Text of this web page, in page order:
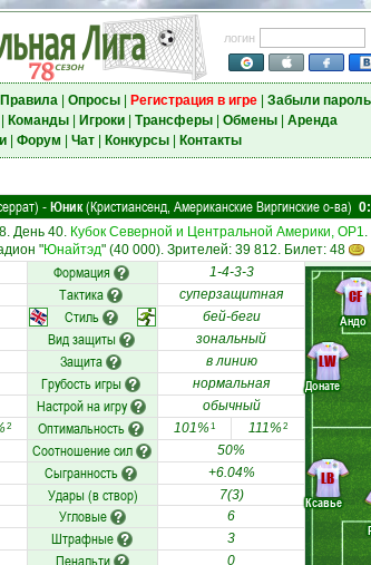
логин
Правила| Опросы| Регистрация в игре| Забыли
Команды| Игроки| Трансферы| Обмены| Аренда
| Форум Чат| Конкурсы| Контакты
- Юник(Кристиансенд, Американские Виргинские о-ва)
День 40. Кубок Северной и Центральной Америки, ОР1.
"Юнайтэд" (40 000). Зрителей: 39 812. Билет: 48
Формация 1-4-3-3
Ксавье
Донате
LB
LW
CF
Тактика
суперзащитная
Стиль
бей-беги
Вид защиты
зональный
Защита
в линию
Грубость игры
нормальная
Настрой на игру
обычный
2 Оптимальность 101%1 111%2
Соотношение сил
50%
Сыгранность
+6.04%
Удары (в створ)
7(3)
Угловые
6
Штрафные
3
Пенальти
0